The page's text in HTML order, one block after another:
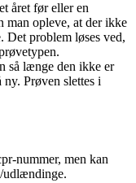
året før eller en
man opleve, at der ikke
Det problem løses ved,
så længe den ikke er
ny. Prøven slettes i
nummer, men kan
udlændinge.